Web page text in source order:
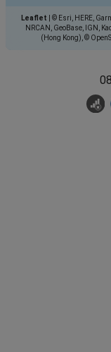
Leaflet
© Esri, HERE,
NRCAN, GeoBase, IGN,
(Hong Kong), ©